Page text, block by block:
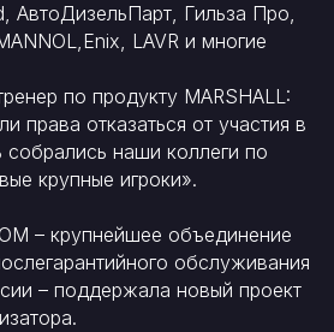
АвтоДизельПарт, Гильза Про,
LAVR и многие
по продукту MARSHALL:
права отказаться от участия в
собрались наши коллеги по
крупные игроки».
– крупнейшее объединение
обслуживания
– поддержала новый проект